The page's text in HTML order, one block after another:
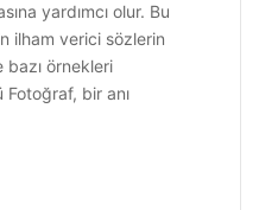
yardımcı olur. Bu
ilham verici sözlerin
bazı örnekleri
Fotoğraf, bir anı